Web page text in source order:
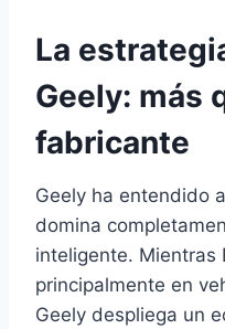
La
Geely: más
fabricante
Geely ha entendido
domina
inteligente. Mientras
principalmente en
Geely despliega un